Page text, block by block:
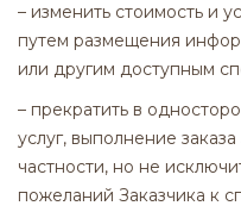
– изменить стоимость и
путем размещения
или другим доступным
– прекратить в
услуг, выполнение
частности, но не
пожеланий Заказчика к